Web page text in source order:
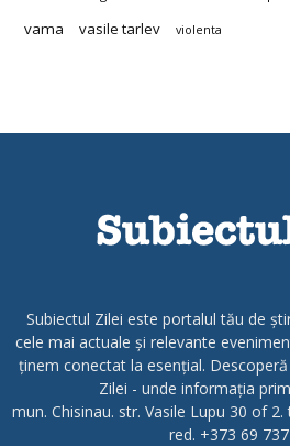
vama vasile tarlev violenta
Subiectul Zilei este portalul tău de
cele mai actuale și relevante
ținem conectat la esențial.
Zilei - unde informația
mun. Chisinau. str. Vasile Lupu 30 of
red. +373 69